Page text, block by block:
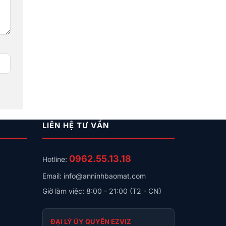
LIÊN HỆ TƯ VẤN
Hotline: 0962.55.13.18
Email: info@anninhbaomat.com
Giờ làm việc: 8:00 - 21:00 (T2 - CN)
ĐẠI LÝ ỦY QUYỀN EZVIZ